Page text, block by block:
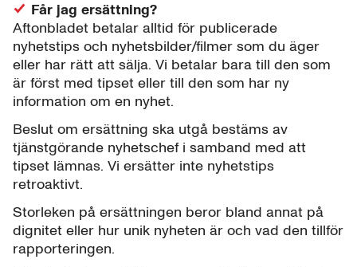
Får jag ersättning?
Aftonbladet betalar alltid för publicerade
nyhetstips och nyhetsbilder/filmer som du äger
eller har rätt att sälja. Vi betalar bara till den som
är först med tipset eller till den som har ny
information om en nyhet.
Beslut om ersättning ska utgå bestäms av
tjänstgörande nyhetschef i samband med att
tipset lämnas. Vi ersätter inte nyhetstips
retroaktivt.
Storleken på ersättningen beror bland annat på
dignitet eller hur unik nyheten är och vad den tillför
rapporteringen.